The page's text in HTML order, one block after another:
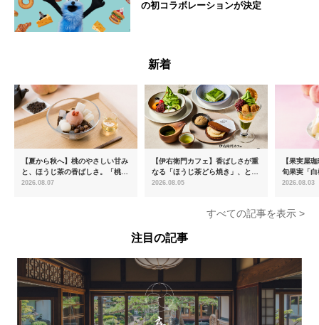
の初コラボレーションが決定
新着
【夏から秋へ】桃のやさしい甘み
と、ほうじ茶の香ばしさ。「桃と
ほうじ茶のあんみつ」を8月中旬
2026.08.07
【伊右衛門カフェ】香ばしさが重
なる「ほうじ茶どら焼き」、とろ
ける「宇治抹茶ティラミス」が新
2026.08.05
【果実屋
旬果実「
限定販売
2026.08.03
すべての記事を表示 >
注目の記事